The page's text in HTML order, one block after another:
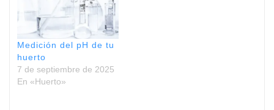
Medición del pH de tu
huerto
7 de septiembre de 2025
En «Huerto»